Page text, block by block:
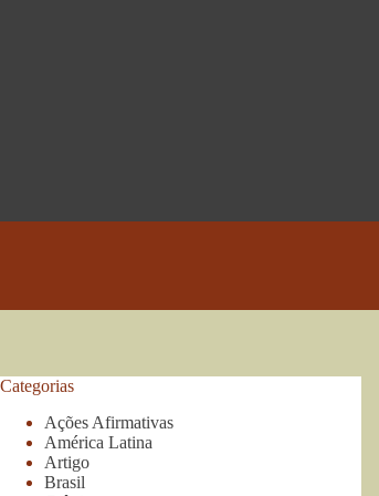
Categorias
Ações Afirmativas
América Latina
Artigo
Brasil